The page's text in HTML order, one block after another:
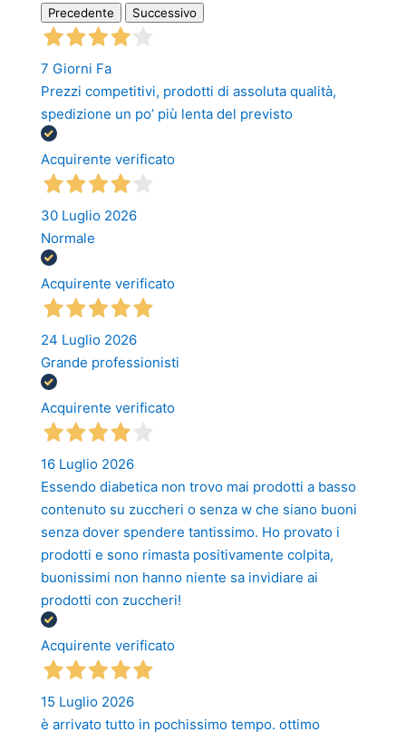
Precedente Successivo
7 Giorni Fa
Prezzi competitivi, prodotti di assoluta qualità,
spedizione un po’ più lenta del previsto
Acquirente verificato
30 Luglio 2026
Normale
Acquirente verificato
24 Luglio 2026
Grande professionisti
Acquirente verificato
16 Luglio 2026
Essendo diabetica non trovo mai prodotti a basso
contenuto su zuccheri o senza w che siano buoni
senza dover spendere tantissimo. Ho provato i
prodotti e sono rimasta positivamente colpita,
buonissimi non hanno niente sa invidiare ai
prodotti con zuccheri!
Acquirente verificato
15 Luglio 2026
è arrivato tutto in pochissimo tempo. ottimo